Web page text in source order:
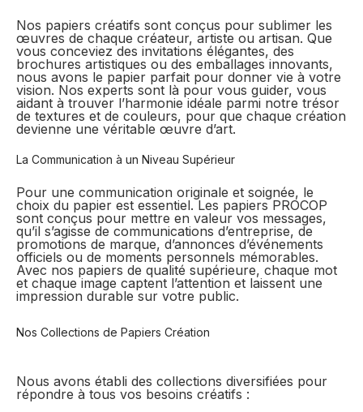
Nos papiers créatifs sont conçus pour sublimer les
œuvres de chaque créateur, artiste ou artisan. Que
vous conceviez des invitations élégantes, des
brochures artistiques ou des emballages innovants,
nous avons le papier parfait pour donner vie à votre
vision. Nos experts sont là pour vous guider, vous
aidant à trouver l’harmonie idéale parmi notre trésor
de textures et de couleurs, pour que chaque création
devienne une véritable œuvre d’art.
La Communication à un Niveau Supérieur
Pour une communication originale et soignée, le
choix du papier est essentiel. Les papiers PROCOP
sont conçus pour mettre en valeur vos messages,
qu’il s’agisse de communications d’entreprise, de
promotions de marque, d’annonces d’événements
officiels ou de moments personnels mémorables.
Avec nos papiers de qualité supérieure, chaque mot
et chaque image captent l’attention et laissent une
impression durable sur votre public.
Nos Collections de Papiers Création
Nous avons établi des collections diversifiées pour
répondre à tous vos besoins créatifs :